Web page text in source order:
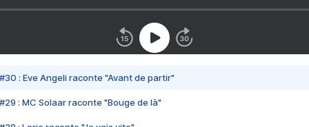
#30 : Eve Angeli raconte "Avant de partir"
#29 : MC Solaar raconte "Bouge de là"